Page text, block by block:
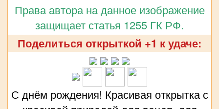
Права автора на данное изображение
защищает статья 1255 ГК РФ.
Поделиться открыткой +1 к удаче:
С днём рождения! Красивая открытка с